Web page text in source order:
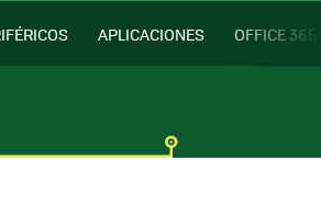
APLICACIONES OFFICE 365